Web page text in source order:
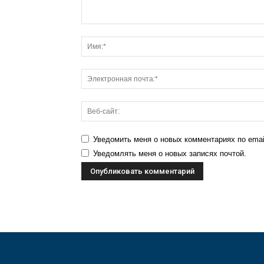
Уведомить меня о новых комментариях по
Уведомлять меня о новых записях почтой.